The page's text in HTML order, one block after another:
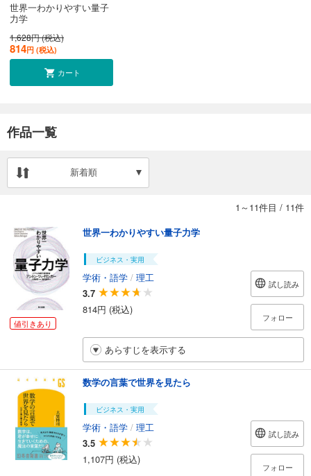
世界一わかりやすい量子
力学
1,628円 (税込)
814円 (税込)
カート
作品一覧
新着順
1～11件目 / 11件
値引きあり
世界一わかりやすい量子力学
ビジネス・実用
学術・語学 / 理工
3.7
814円 (税込)
試し読み
フォロー
あらすじを表示する
数学の言葉で世界を見たら
ビジネス・実用
学術・語学 / 理工
3.5
1,107円 (税込)
試し読み
フォロー